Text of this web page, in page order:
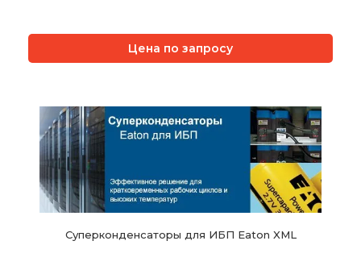
Цена по запросу
Суперконденсаторы для ИБП Eaton XML